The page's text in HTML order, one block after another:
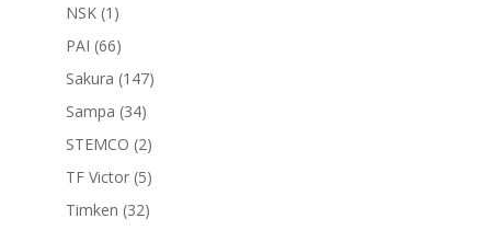
NSK 1 1
producto
PAI 6666
productos
Sakura 147147
Sampa 3434
productos
STEMCO 22
productos
TF Victor 55
productos
Timken 3232